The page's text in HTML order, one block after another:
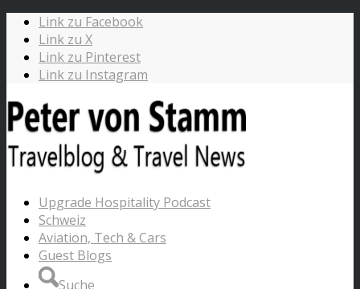
Link zu Facebook
Link zu X
Link zu Pinterest
Link zu Instagram
Upgrade Hospitality Podcast
Schweiz
Aviation, Tech & Cars
Guest Blogs
Suche